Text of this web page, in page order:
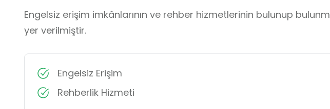
Engelsiz erişim imkânlarının ve rehber hizmetlerinin bulunup
yer verilmiştir.
Engelsiz Erişim
Rehberlik Hizmeti